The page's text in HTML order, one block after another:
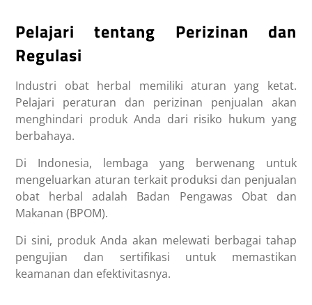
Pelajari tentang Perizinan dan
Regulasi
Industri obat herbal memiliki aturan yang ketat.
Pelajari peraturan dan perizinan penjualan akan
menghindari produk Anda dari risiko hukum yang
berbahaya.
Di Indonesia, lembaga yang berwenang untuk
mengeluarkan aturan terkait produksi dan penjualan
obat herbal adalah Badan Pengawas Obat dan
Makanan (BPOM).
Di sini, produk Anda akan melewati berbagai tahap
pengujian dan sertifikasi untuk memastikan
keamanan dan efektivitasnya.